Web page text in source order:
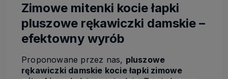
Zimowe mitenki kocie łapki
pluszowe rękawiczki damskie –
efektowny wyrób
Proponowane przez nas, pluszowe
rękawiczki damskie kocie łapki zimowe